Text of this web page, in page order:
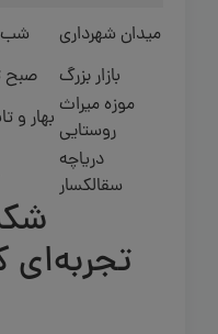
میدان شهرداری
بازار بزرگ
صبح
موزه میراث
روستایی بهار و
دریاچه
سقالکسار
تجربه‌ای